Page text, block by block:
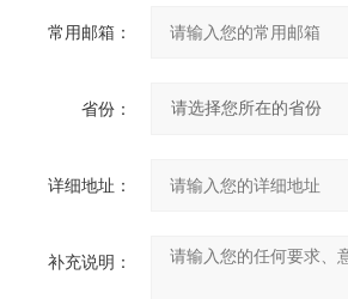
常用邮箱：
省份：
详细地址：
补充说明：